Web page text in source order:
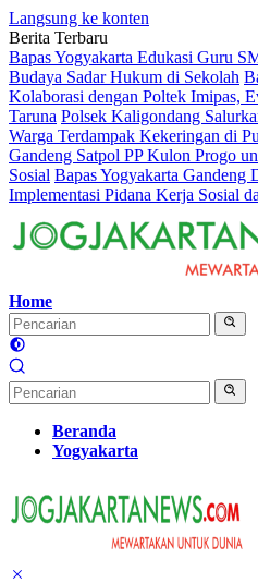
Langsung ke konten
Berita Terbaru
Bapas Yogyakarta Edukasi Guru
Budaya Sadar Hukum di Sekolah
Kolaborasi dengan Poltek Imipas,
Taruna Polsek Kaligondang
Warga Terdampak Kekeringan di
Gandeng Satpol PP Kulon Progo
Sosial Bapas Yogyakarta
Implementasi Pidana Kerja Sosial
Home
Beranda
Yogyakarta